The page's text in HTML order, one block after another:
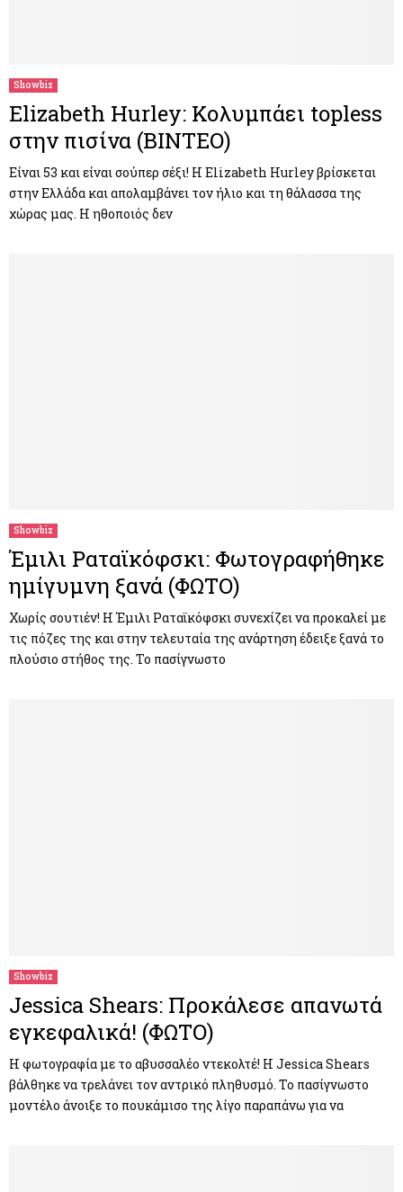
Showbiz
Elizabeth Hurley: Κολυμπάει topless
στην πισίνα (ΒΙΝΤΕΟ)
Είναι 53 και είναι σούπερ σέξι! Η Elizabeth Hurley βρίσκεται
στην Ελλάδα και απολαμβάνει τον ήλιο και τη θάλασσα της
χώρας μας. Η ηθοποιός δεν
Showbiz
Έμιλι Ραταϊκόφσκι: Φωτογραφήθηκε
ημίγυμνη ξανά (ΦΩΤΟ)
Χωρίς σουτιέν! Η Έμιλι Ραταϊκόφσκι συνεχίζει να προκαλεί με
τις πόζες της και στην τελευταία της ανάρτηση έδειξε ξανά το
πλούσιο στήθος της. Το πασίγνωστο
Showbiz
Jessica Shears: Προκάλεσε απανωτά
εγκεφαλικά! (ΦΩΤΟ)
Η φωτογραφία με το αβυσσαλέο ντεκολτέ! Η Jessica Shears
βάλθηκε να τρελάνει τον αντρικό πληθυσμό. Το πασίγνωστο
μοντέλο άνοιξε το πουκάμισο της λίγο παραπάνω για να